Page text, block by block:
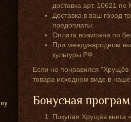
доставка арт. 10621
Доставка в ваш город
предоплаты;
Оплата возможна по
При международном
культуры РФ.
Если не понравился "Хрущёв
товара исходном виде в
Бонусная
Покупая Хрущёв книга